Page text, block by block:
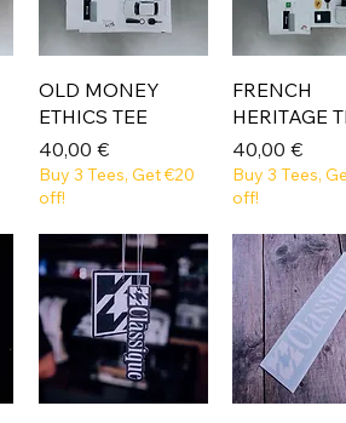
OLD MONEY
ETHICS TEE
Prix
40,00 €
Buy 3 Tees, Get €20
off!
FRENCH
HERITAGE
Prix
40,00 €
Buy 3 Tees,
off!